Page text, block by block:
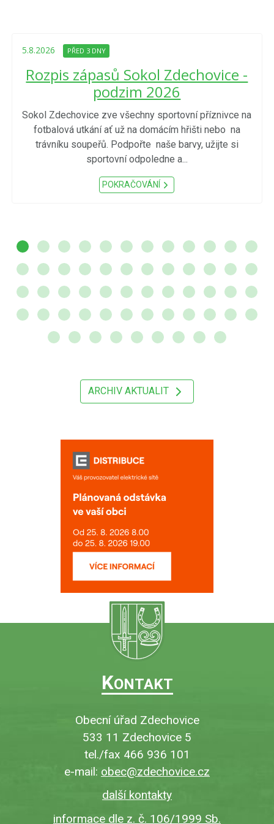
5.8.2026 PŘED 3 DNY
Rozpis zápasů Sokol Zdechovice -
podzim 2026
Sokol Zdechovice zve všechny sportovní příznivce na
fotbalová utkání ať už na domácím hřišti nebo na
trávníku soupeřů. Podpořte naše barvy, užijte si
sportovní odpoledne a...
POKRAČOVÁNÍ
ARCHIV AKTUALIT
KONTAKT
Obecní úřad Zdechovice
533 11 Zdechovice 5
tel./fax 466 936 101
e-mail: obec@zdechovice.cz
další kontakty
informace dle z. č. 106/1999 Sb.